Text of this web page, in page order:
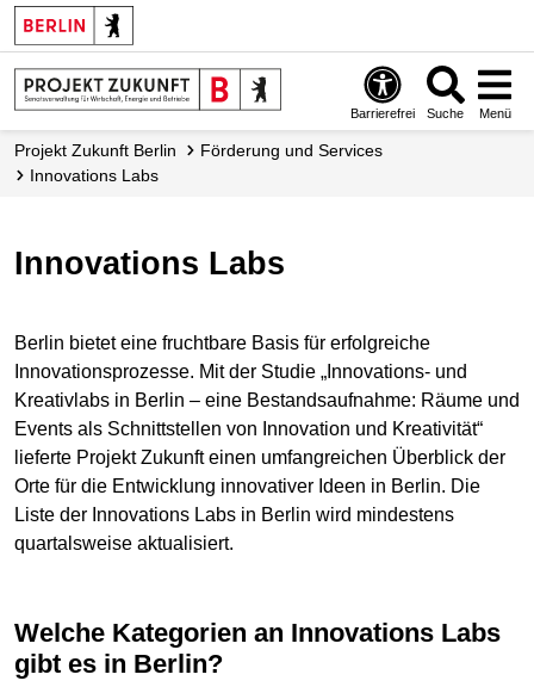
Barrierefrei Suche Menü
Projekt Zukunft Berlin
Förderung und Services
Innovations Labs
Innovations Labs
Berlin bietet eine fruchtbare Basis für erfolgreiche
Innovationsprozesse. Mit der Studie „Innovations- und
Kreativlabs in Berlin – eine Bestandsaufnahme: Räume und
Events als Schnittstellen von Innovation und Kreativität“
lieferte Projekt Zukunft einen umfangreichen Überblick der
Orte für die Entwicklung innovativer Ideen in Berlin. Die
Liste der Innovations Labs in Berlin wird mindestens
quartalsweise aktualisiert.
Welche Kategorien an Innovations Labs
gibt es in Berlin?